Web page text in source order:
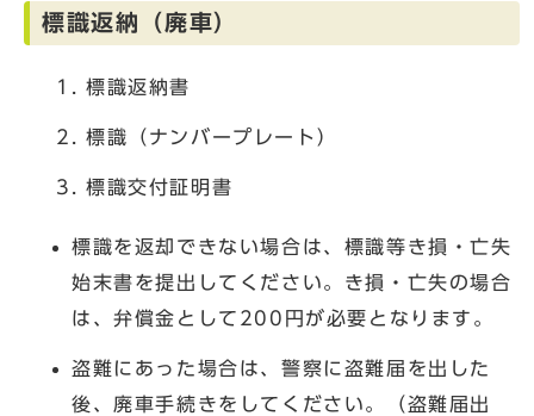
標識返納（廃車）
標識返納書
標識（ナンバープレート）
標識交付証明書
標識を返却できない場合は、標識等き損・亡失
始末書を提出してください。き損・亡失の場合
は、弁償金として200円が必要となります。
盗難にあった場合は、警察に盗難届を出した
後、廃車手続きをしてください。（盗難届出